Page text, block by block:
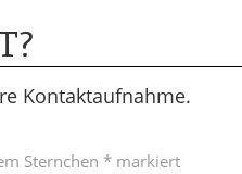
Kontaktaufnahme .
Sternchen * markiert